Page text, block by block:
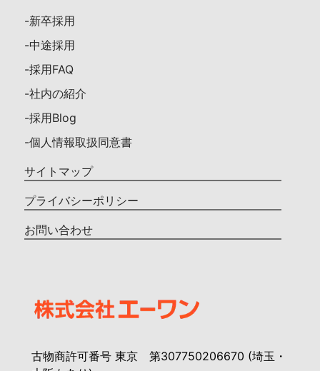
-新卒採用
-中途採用
-採用FAQ
-社内の紹介
-採用Blog
-個人情報取扱同意書
サイトマップ
プライバシーポリシー
お問い合わせ
古物商許可番号 東京 第307750206670 (埼玉・